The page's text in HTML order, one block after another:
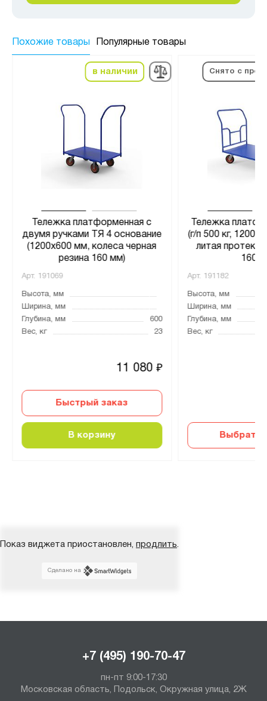
Похожие товары Популярные товары
в наличии
Тележка платформенная с
двумя ручками ТЯ 4 основание
(1200x600 мм, колеса черная
резина 160 мм)
Арт. 191069
Высота, мм
Ширина, мм
Глубина, мм
600
Вес, кг
23
11 080₽
Быстрый заказ
В корзину
Снято с
Тележка
(г/п 500 кг,
литая
160
Арт. 191182
Высота, мм
Ширина, мм
Глубина, мм
Вес, кг
Выбрать
Показ виджета приостановлен, продлить.
Сделано на
+7 (495) 190-70-47
пн-пт 9:00-17:30
Московская область, Подольск, Окружная улица, 2Ж